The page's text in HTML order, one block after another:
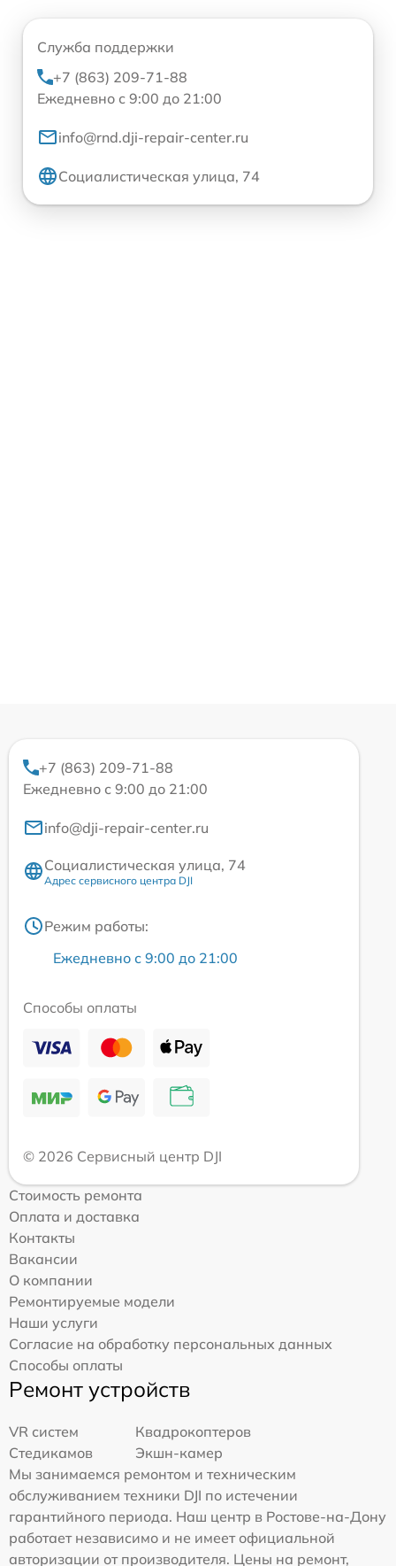
Служба поддержки
+7 (863) 209-71-88
Ежедневно с 9:00 до 21:00
info@rnd.dji-repair-center.ru
Социалистическая улица, 74
+7 (863) 209-71-88
Ежедневно с 9:00 до 21:00
info@dji-repair-center.ru
Социалистическая улица, 74
Адрес сервисного центра DJI
Режим работы:
Ежедневно с 9:00 до 21:00
Способы оплаты
© 2026 Сервисный центр DJI
Стоимость ремонта
Оплата и доставка
Контакты
Вакансии
О компании
Ремонтируемые модели
Наши услуги
Согласие на обработку персональных данных
Способы оплаты
Ремонт устройств
VR систем
Квадрокоптеров
Стедикамов
Экшн-камер
Мы занимаемся ремонтом и техническим
обслуживанием техники DJI по истечении
гарантийного периода. Наш центр в Ростове-на-Дону
работает независимо и не имеет официальной
авторизации от производителя. Цены на ремонт,